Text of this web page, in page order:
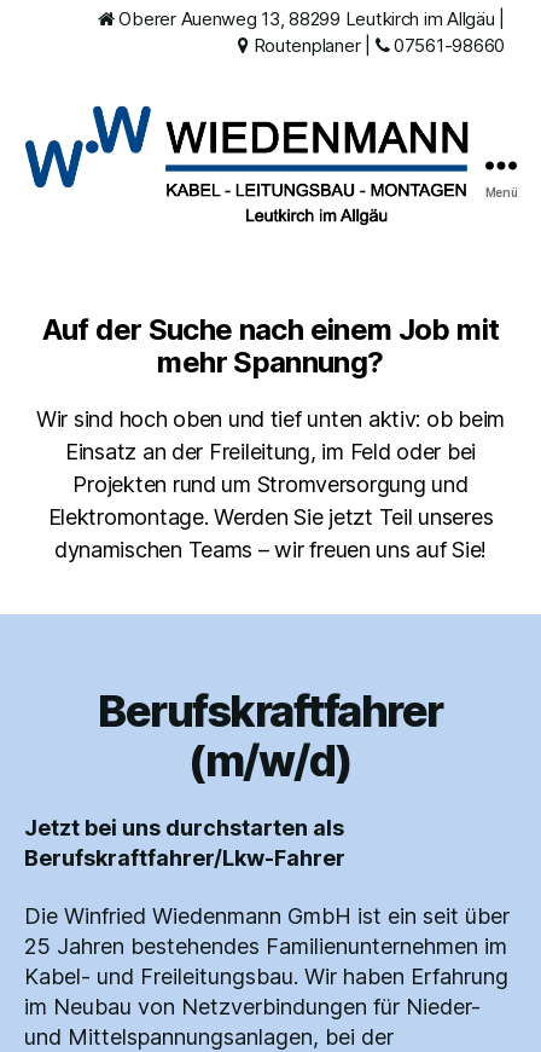
Oberer Auenweg 13, 88299 Leutkirch im Allgäu
Routenplaner
07561-98660
Menü
Auf der Suche nach einem Job mit
mehr Spannung?
Wir sind hoch oben und tief unten aktiv: ob beim
Einsatz an der Freileitung, im Feld oder bei
Projekten rund um Stromversorgung und
Elektromontage. Werden Sie jetzt Teil unseres
dynamischen Teams – wir freuen uns auf Sie!
Kategorien
Berufskraftfahrer
(m/w/d)
Jetzt bei uns durchstarten als
Berufskraftfahrer/Lkw-Fahrer
Die Winfried Wiedenmann GmbH ist ein seit über
25 Jahren bestehendes Familienunternehmen im
Kabel- und Freileitungsbau. Wir haben Erfahrung
im Neubau von Netzverbindungen für Nieder-
und Mittelspannungsanlagen, bei der